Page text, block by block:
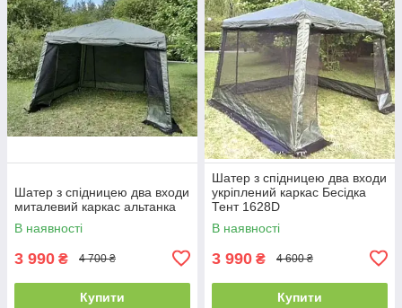
Шатер з спідницею два входи
миталевий каркас альтанка
В наявності
3 990 ₴ 4 700 ₴
Купити
Шатер з спідницею два входи
укріплений каркас Бесідка
Тент 1628D
В наявності
3 990 ₴ 4 600 ₴
Купити